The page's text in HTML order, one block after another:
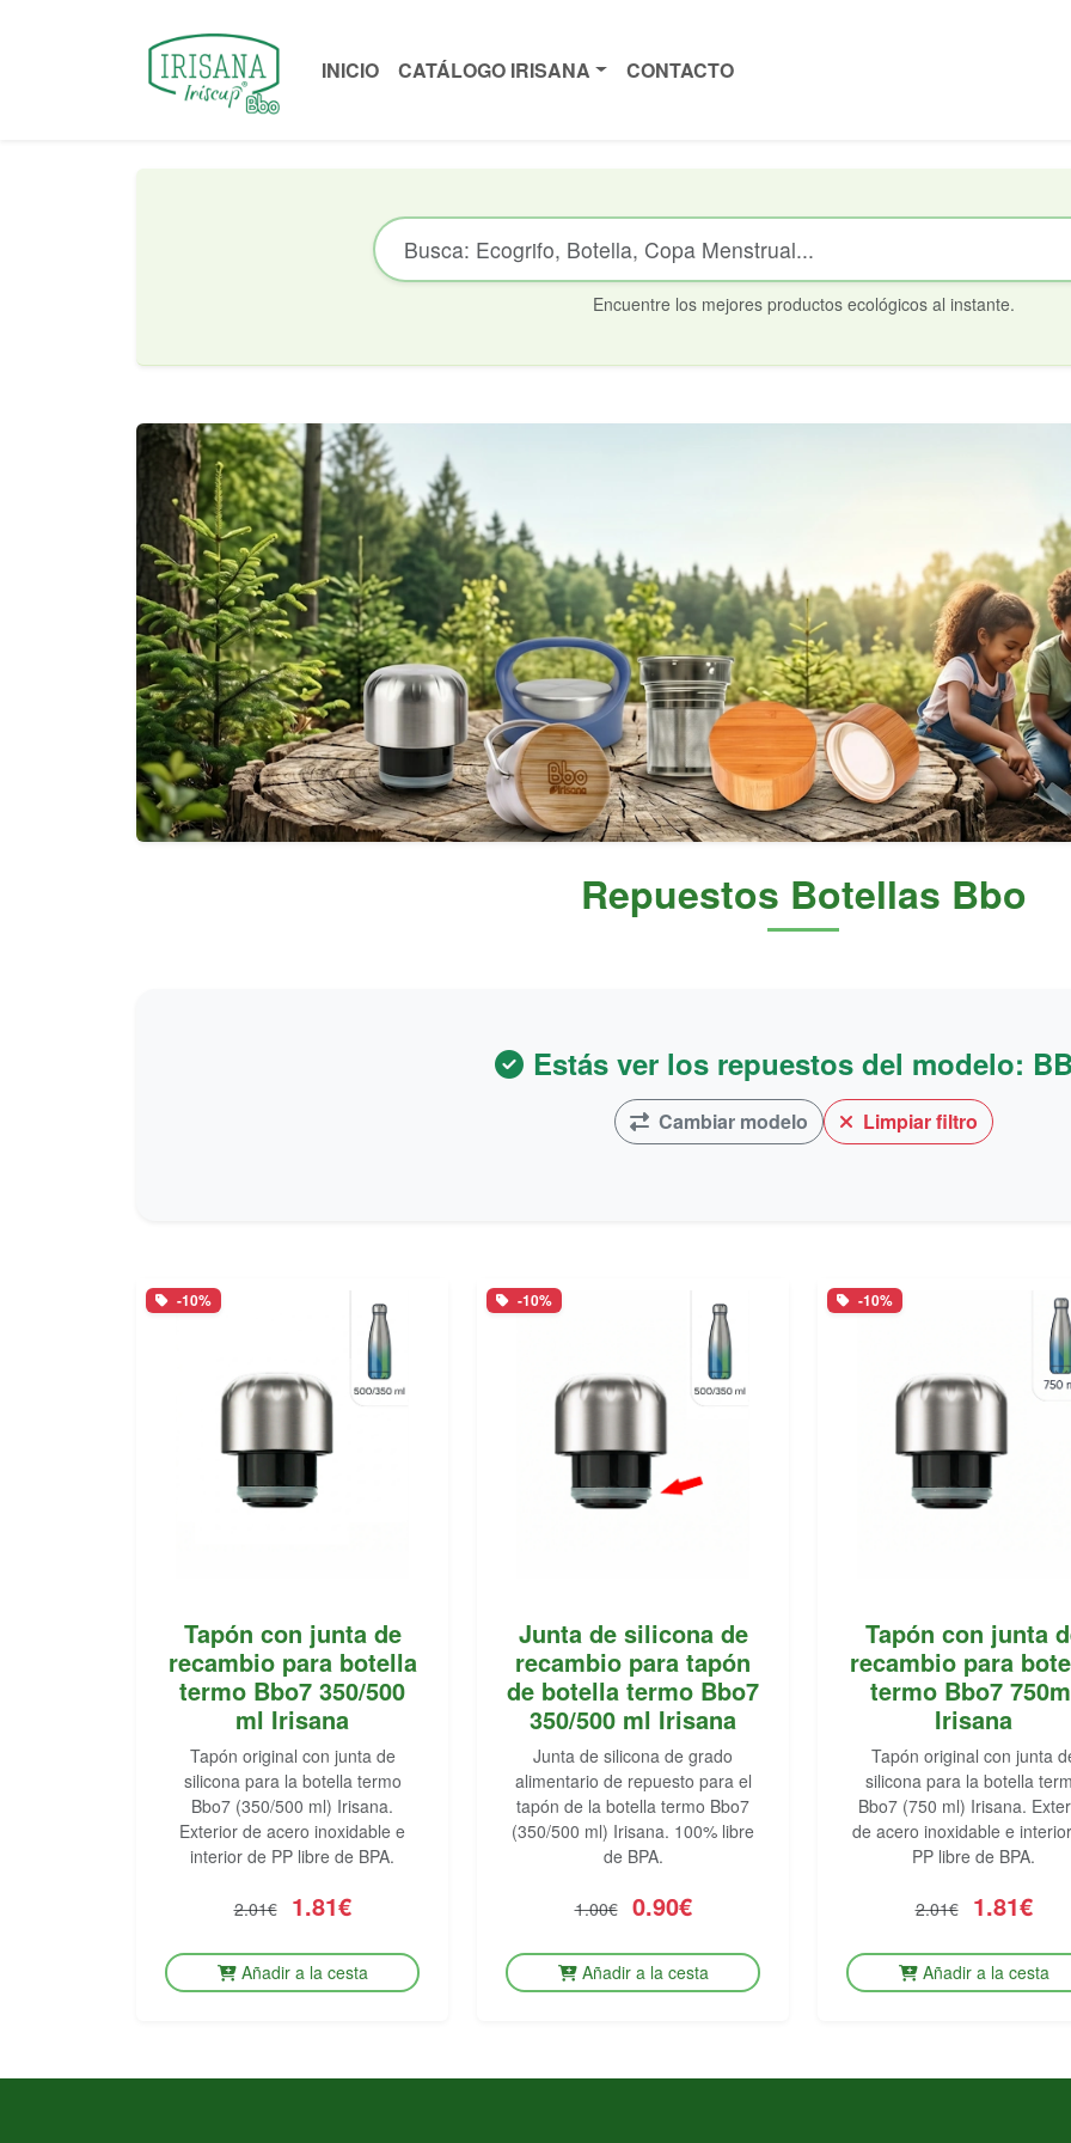
INICIO CATÁLOGO IRISANA CONTACTO
Encuentre los mejores productos ecológicos al instante.
Repuestos Botellas Bbo
Estás ver los repuestos del modelo:
Cambiar modelo Limpiar filtro
-10%
Tapón con junta de
recambio para botella
termo Bbo7 350/500
ml Irisana
Tapón original con junta de
silicona para la botella termo
Bbo7 (350/500 ml) Irisana.
Exterior de acero inoxidable e
interior de PP libre de BPA.
2.01€ 1.81€
Añadir a la cesta
-10%
Junta de silicona de
recambio para tapón
de botella termo Bbo7
350/500 ml Irisana
Junta de silicona de grado
alimentario de repuesto para el
tapón de la botella termo Bbo7
(350/500 ml) Irisana. 100% libre
de BPA.
1.00€ 0.90€
Añadir a la cesta
-10%
Tapón con junta
recambio para
termo Bbo7
Irisana
Tapón original con junta
silicona para la botella
Bbo7 (750 ml) Irisana.
de acero inoxidable e
PP libre de BPA.
2.01€ 1.81€
Añadir a la cesta